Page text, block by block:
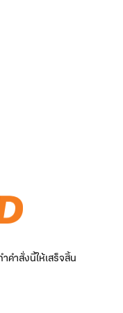
คำสั่งนี้ให้เสร็จสิ้น